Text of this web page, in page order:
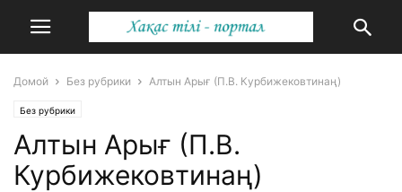
Домой Без рубрики Алтын Арығ (П.В. Курбижековтинаң)
Без рубрики
Алтын Арығ (П.В.
Курбижековтинаң)